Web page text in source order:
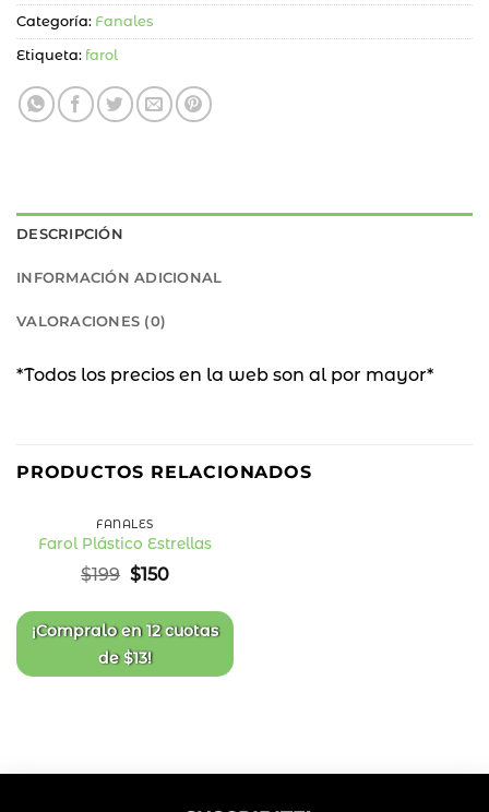
Categoría: Fanales
Etiqueta: farol
DESCRIPCIÓN
INFORMACIÓN ADICIONAL
VALORACIONES (0)
*Todos los precios en la web son al por mayor*
PRODUCTOS RELACIONADOS
OFF
de
deseos
FANALES
Farol Plástico Estrellas
$199 El
original
era:
$199.
$150El
actual
es:
$150.
¡Compralo en12 cuotas
de$13!